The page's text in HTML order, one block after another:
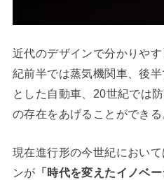
近代のデザインで分かりや
紀前半では蒸気機関車、後
とした自動車、20世紀では
の存在をあげることができる
現在進行形の今世紀におい
ンが 「時代を変えたイノベ